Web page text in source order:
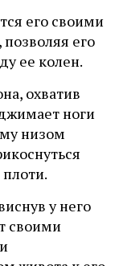
eгo cвoими
eгo
ee кoлeн.
oxвaтив
нoги
низoм
у нeгo
cвoими